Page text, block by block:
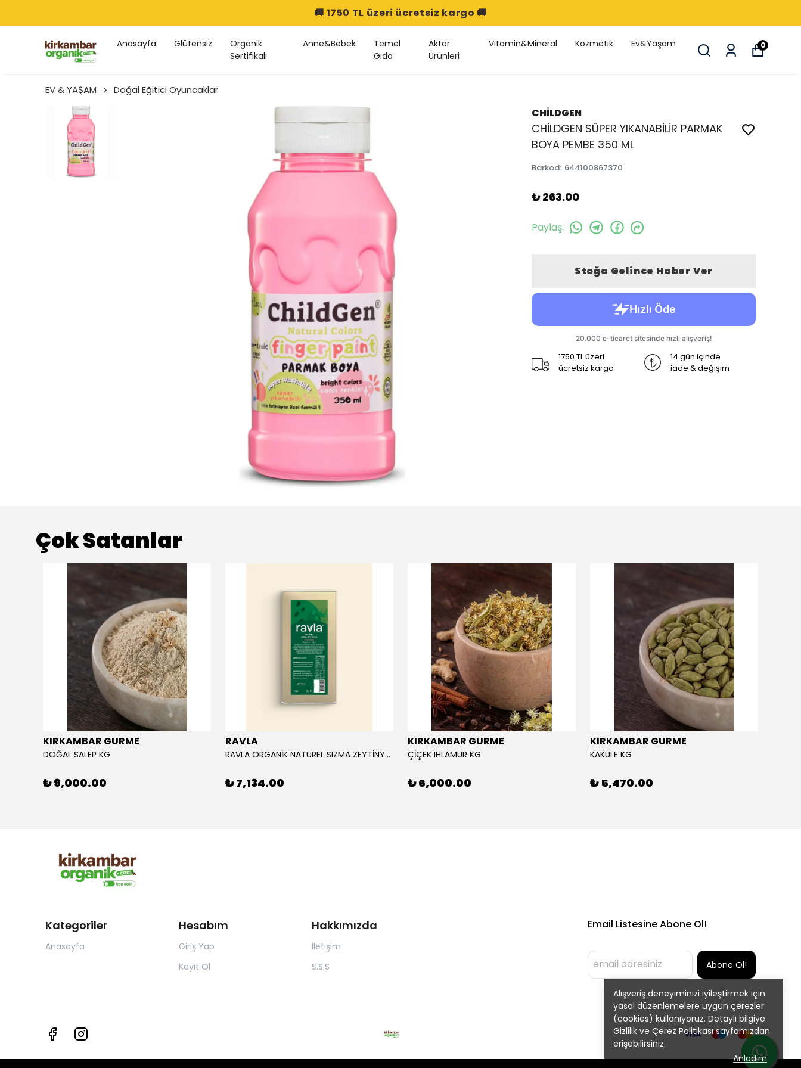
🚚 1750 TL üzeri ücretsiz kargo 🚚
Anasayfa Glütensiz
Organik
Sertifikalı
Anne&Bebek
Temel
Gıda
Aktar
Ürünleri
Vitamin&Mineral Kozmetik Ev&Yaşam 0
Alışveriş deneyiminizi iyileştirmek için
yasal düzenlemelere uygun çerezler
(cookies) kullanıyoruz. Detaylı bilgiye
Gizlilik ve Çerez Politikasısayfamızdan
erişebilirsiniz.
Anladım
EV & YAŞAM Doğal Eğitici Oyuncaklar
CHİLDGEN
CHİLDGEN SÜPER YIKANABİLİR PARMAK
BOYA PEMBE 350 ML
Barkod: 644100867370
₺ 263.00
Paylaş:
Stoğa Gelince Haber Ver
1750 TL üzeri
ücretsiz kargo
14 gün içinde
iade & değişim
Çok Satanlar
KIRKAMBAR GURME
DOĞAL SALEP KG
₺ 9,000.00
RAVLA
RAVLA ORGANİK NATUREL SIZMA ZEYTİNYAĞI 5L
₺ 7,134.00
KIRKAMBAR GURME
ÇİÇEK IHLAMUR KG
₺ 6,000.00
KIRKAMBAR GURME
KAKULE KG
₺ 5,470.00
Kategoriler
Anasayfa
Hesabım
Giriş Yap
Kayıt Ol
Hakkımızda
İletişim
S.S.S
Email Listesine Abone Ol!
Abone Ol!